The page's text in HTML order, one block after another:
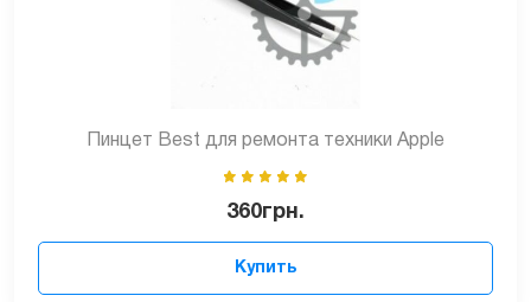
Пинцет Best для ремонта техники Apple
360грн.
Купить